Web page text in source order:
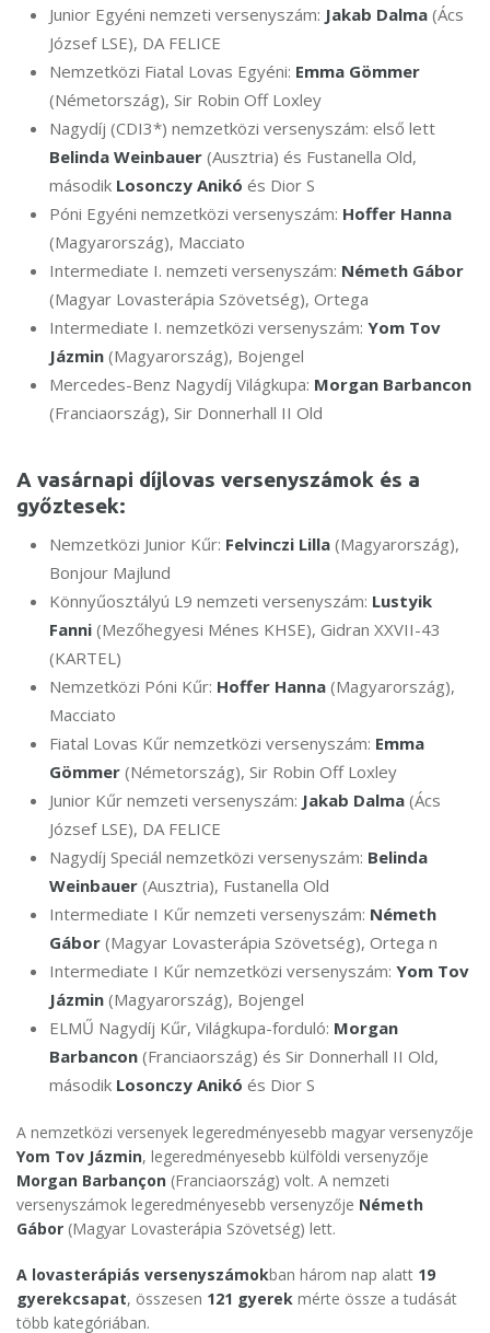
Junior Egyéni nemzeti versenyszám: Jakab Dalma (Ács
József LSE), DA FELICE
Nemzetközi Fiatal Lovas Egyéni: Emma Gömmer
(Németország), Sir Robin Off Loxley
Nagydíj (CDI3*) nemzetközi versenyszám: első lett
Belinda Weinbauer (Ausztria) és Fustanella Old,
második Losonczy Anikó és Dior S
Póni Egyéni nemzetközi versenyszám: Hoffer Hanna
(Magyarország), Macciato
Intermediate I. nemzeti versenyszám: Németh Gábor
(Magyar Lovasterápia Szövetség), Ortega
Intermediate I. nemzetközi versenyszám: Yom Tov
Jázmin (Magyarország), Bojengel
Mercedes-Benz Nagydíj Világkupa: Morgan Barbancon
(Franciaország), Sir Donnerhall II Old
A vasárnapi díjlovas versenyszámok és a
győztesek:
Nemzetközi Junior Kűr: Felvinczi Lilla (Magyarország),
Bonjour Majlund
Könnyűosztályú L9 nemzeti versenyszám: Lustyik
Fanni (Mezőhegyesi Ménes KHSE), Gidran XXVII-43
(KARTEL)
Nemzetközi Póni Kűr: Hoffer Hanna (Magyarország),
Macciato
Fiatal Lovas Kűr nemzetközi versenyszám: Emma
Gömmer (Németország), Sir Robin Off Loxley
Junior Kűr nemzeti versenyszám: Jakab Dalma (Ács
József LSE), DA FELICE
Nagydíj Speciál nemzetközi versenyszám: Belinda
Weinbauer (Ausztria), Fustanella Old
Intermediate I Kűr nemzeti versenyszám: Németh
Gábor (Magyar Lovasterápia Szövetség), Ortega n
Intermediate I Kűr nemzetközi versenyszám: Yom Tov
Jázmin (Magyarország), Bojengel
ELMŰ Nagydíj Kűr, Világkupa-forduló: Morgan
Barbancon (Franciaország) és Sir Donnerhall II Old,
második Losonczy Anikó és Dior S
A nemzetközi versenyek legeredményesebb magyar versenyzője
Yom Tov Jázmin, legeredményesebb külföldi versenyzője
Morgan Barbançon (Franciaország) volt. A nemzeti
versenyszámok legeredményesebb versenyzője Németh
Gábor (Magyar Lovasterápia Szövetség) lett.
A lovasterápiás versenyszámokban három nap alatt 19
gyerekcsapat, összesen 121 gyerek mérte össze a tudását
több kategóriában.